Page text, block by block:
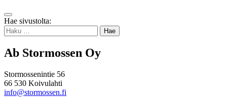
Takaisin
ylös
Hae sivustolta:
Haku:
Ab Stormossen Oy
Stormossenintie 56
66 530 Koivulahti
info@stormossen.fi